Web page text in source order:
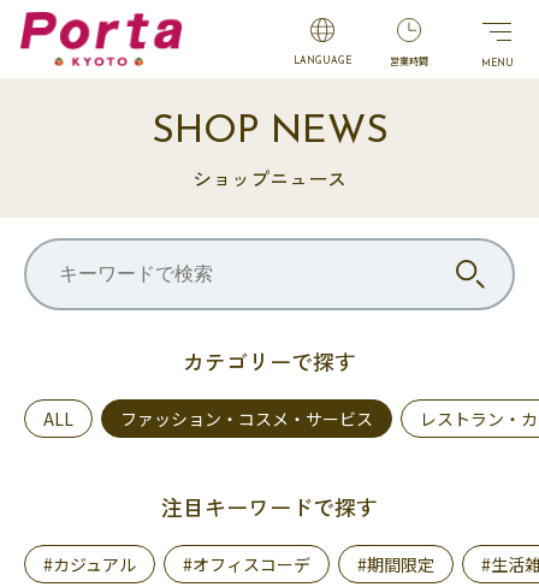
LANGUAGE 営業時間
SHOP NEWS
ショップニュース
カテゴリーで探す
ALL ファッション・コスメ・サービス レストラン・
注目キーワードで探す
#カジュアル #オフィスコーデ #期間限定 #生活